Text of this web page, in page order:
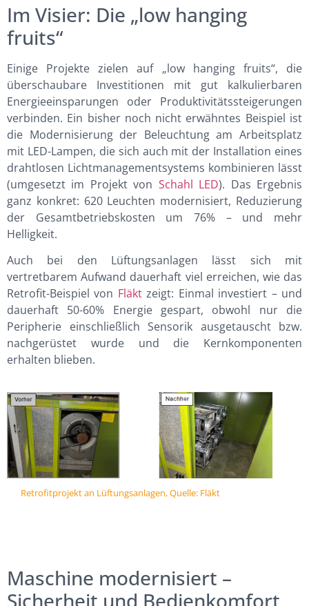
Im Visier: Die „low hanging
fruits“
Einige Projekte zielen auf „low hanging fruits“, die
überschaubare Investitionen mit gut kalkulierbaren
Energieeinsparungen oder Produktivitätssteigerungen
verbinden. Ein bisher noch nicht erwähntes Beispiel ist
die Modernisierung der Beleuchtung am Arbeitsplatz
mit LED-Lampen, die sich auch mit der Installation eines
drahtlosen Lichtmanagementsystems kombinieren lässt
(umgesetzt im Projekt von Schahl LED). Das Ergebnis
ganz konkret: 620 Leuchten modernisiert, Reduzierung
der Gesamtbetriebskosten um 76% – und mehr
Helligkeit.
Auch bei den Lüftungsanlagen lässt sich mit
vertretbarem Aufwand dauerhaft viel erreichen, wie das
Retrofit-Beispiel von Fläktzeigt: Einmal investiert – und
dauerhaft 50-60% Energie gespart, obwohl nur die
Peripherie einschließlich Sensorik ausgetauscht bzw.
nachgerüstet wurde und die Kernkomponenten
erhalten blieben.
Retrofitprojekt an Lüftungsanlagen, Quelle: Fläkt
Maschine modernisiert –
Sicherheit und Bedienkomfort